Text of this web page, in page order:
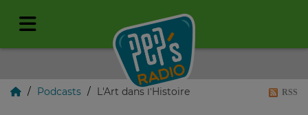
Podcasts L'Art dans l'Histoire RSS